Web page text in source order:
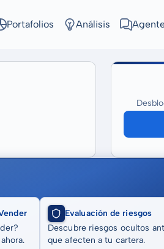
Portafolios Análisis
Evaluación de riesgos
Descubre riesgos ocultos
que afecten a tu cartera.